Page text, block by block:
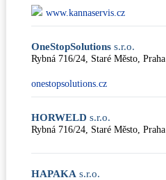
www.kannaservis.cz
OneStopSolutions s.r.o.
Rybná 716/24, Staré Město, Praha
onestopsolutions.cz
HORWELD s.r.o.
Rybná 716/24, Staré Město, Praha
HAPAKA s.r.o.